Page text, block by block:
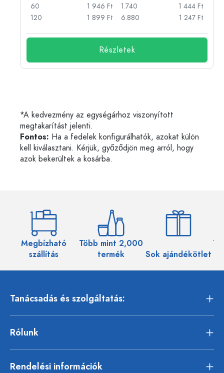
60
1 946 Ft
120
1 899 Ft
1.740
1 444 Ft
6.880
1 247 Ft
Részletek
*A kedvezmény az egységárhoz viszonyított
megtakarítást jelenti.
Fontos: Ha a fedelek konfigurálhatók, azokat külön
kell kiválasztani. Kérjük, győződjön meg arról, hogy
azok bekerültek a kosárba.
Megbízható
szállítás
Több mint 2,000
termék
Sok ajándékötlet
Tanácsadás és szolgáltatás:
Rólunk
Rendelési információk